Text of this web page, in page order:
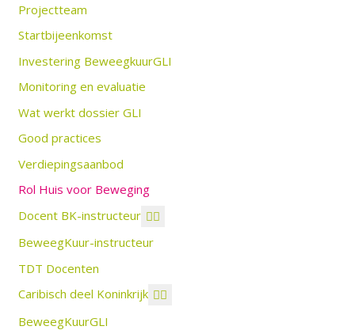
Projectteam
Startbijeenkomst
Investering BeweegkuurGLI
Monitoring en evaluatie
Wat werkt dossier GLI
Good practices
Verdiepingsaanbod
Rol Huis voor Beweging
Docent BK-instructeur
BeweegKuur-instructeur
TDT Docenten
Caribisch deel Koninkrijk
BeweegKuurGLI